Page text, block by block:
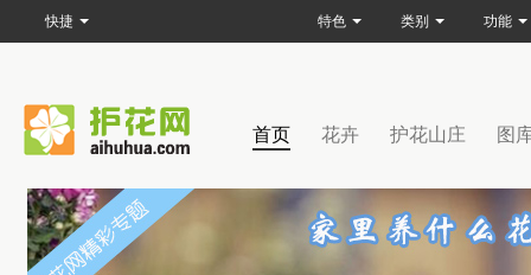
首页 花卉 护花山庄 图
快捷 特色 类别 功能